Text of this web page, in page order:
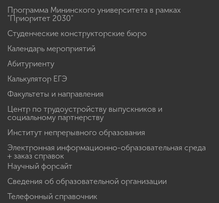
Программа Мининского университета в рамках
"Приоритет 2030"
Студенческие конструкторские бюро
Календарь мероприятий
Абитуриенту
Калькулятор ЕГЭ
Факультеты и направления
Центр по трудоустройству выпускников и
социальному партнерству
Институт непрерывного образования
Электронная информационно-образовательная среда
+ заказ справок
Научный форсайт
Сведения об образовательной организации
Телефонный справочник